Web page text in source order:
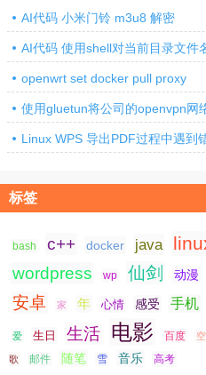
AI代码 小米门铃 m3u8 解密
AI代码 使用shell对当前目录文件
openwrt set docker pull proxy
使用gluetun将公司的openvpn网
Linux WPS 导出PDF过程中遇到
标签
bash c++ docker java
wordpress wp 仙剑 动漫
安卓 家 年 心情 感受 手机
爱 生日 生活 电影 百度
歌 邮件 随笔 雪 音乐 高考